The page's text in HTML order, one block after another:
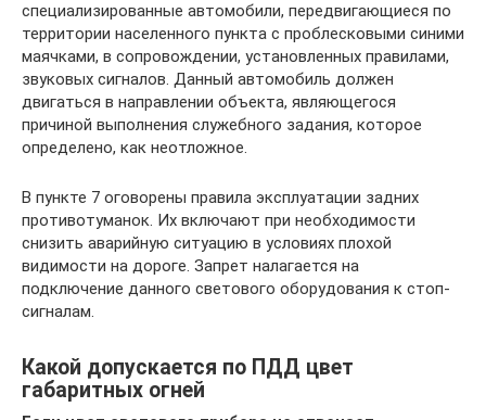
специализированные автомобили, передвигающиеся по
территории населенного пункта с проблесковыми синими
маячками, в сопровождении, установленных правилами,
звуковых сигналов. Данный автомобиль должен
двигаться в направлении объекта, являющегося
причиной выполнения служебного задания, которое
определено, как неотложное.
В пункте 7 оговорены правила эксплуатации задних
противотуманок. Их включают при необходимости
снизить аварийную ситуацию в условиях плохой
видимости на дороге. Запрет налагается на
подключение данного светового оборудования к стоп-
сигналам.
Какой допускается по ПДД цвет
габаритных огней